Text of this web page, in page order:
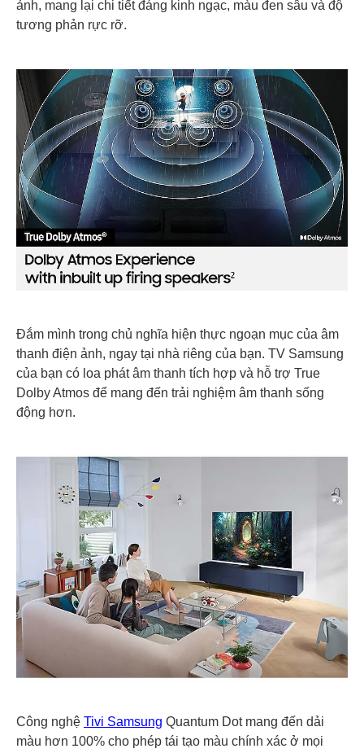
ảnh, mang lại chi tiết đáng kinh ngạc, màu đen sâu và độ
tương phản rực rỡ.
Đắm mình trong chủ nghĩa hiện thực ngoạn mục của âm
thanh điện ảnh, ngay tại nhà riêng của bạn. TV Samsung
của bạn có loa phát âm thanh tích hợp và hỗ trợ True
Dolby Atmos để mang đến trải nghiệm âm thanh sống
động hơn.
Công nghệ Tivi Samsung Quantum Dot mang đến dải
màu hơn 100% cho phép tái tạo màu chính xác ở mọi